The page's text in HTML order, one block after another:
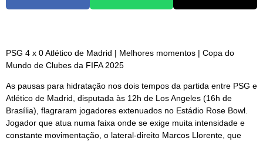
PSG 4 x 0 Atlético de Madrid | Melhores momentos | Copa do
Mundo de Clubes da FIFA 2025
As pausas para hidratação nos dois tempos da partida entre PSG e
Atlético de Madrid, disputada às 12h de Los Angeles (16h de
Brasília), flagraram jogadores extenuados no Estádio Rose Bowl.
Jogador que atua numa faixa onde se exige muita intensidade e
constante movimentação, o lateral-direito Marcos Llorente, que